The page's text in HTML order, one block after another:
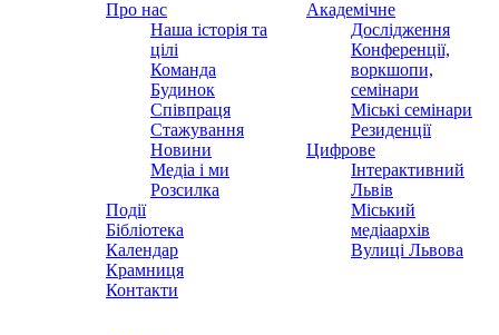
Про нас
Наша історія та
цілі
Команда
Будинок
Співпраця
Стажування
Новини
Медіа і ми
Розсилка
Події
Бібліотека
Календар
Крамниця
Контакти
Академічне
Дослідження
Конференції,
воркшопи,
семінари
Міські семінари
Резиденції
Цифрове
Інтерактивний
Львів
Міський
медіаархів
Вулиці Львова